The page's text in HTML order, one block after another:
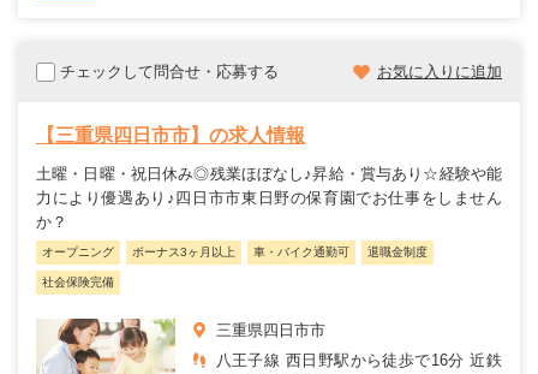
チェックして問合せ・応募する お気に入りに追加
【三重県四日市市】の求人情報
土曜・日曜・祝日休み◎残業ほぼなし♪昇給・賞与あり☆経験や能
力により優遇あり♪四日市市東日野の保育園でお仕事をしません
か？
オープニング ボーナス3ヶ月以上 車・バイク通勤可 退職金制度
社会保険完備
三重県四日市市
八王子線 西日野駅から徒歩で16分 近鉄